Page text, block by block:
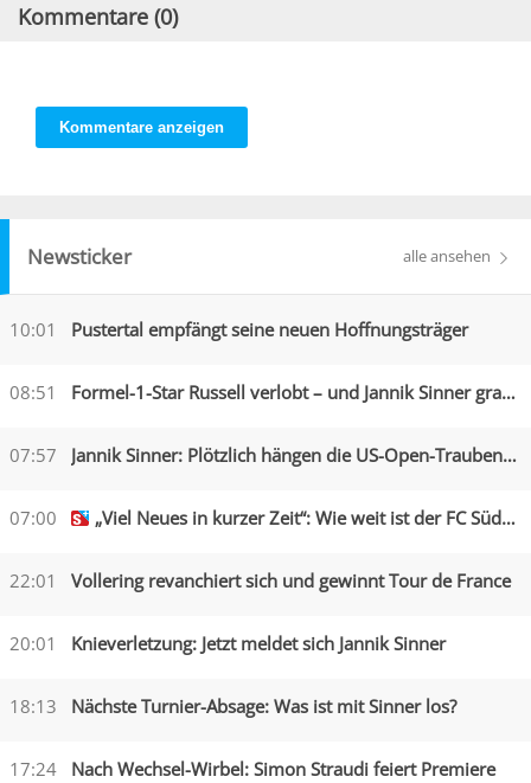
Kommentare (0)
Kommentare anzeigen
Newsticker alle ansehen
10:01 Pustertal empfängt seine neuen Hoffnungsträger
08:51 Formel-1-Star Russell verlobt – und Jannik Sinner gratuliert
07:57 Jannik Sinner: Plötzlich hängen die US-Open-Trauben hoch
07:00 „Viel Neues in kurzer Zeit“: Wie weit ist der FC Südtirol?
22:01 Vollering revanchiert sich und gewinnt Tour de France
20:01 Knieverletzung: Jetzt meldet sich Jannik Sinner
18:13 Nächste Turnier-Absage: Was ist mit Sinner los?
17:24 Nach Wechsel-Wirbel: Simon Straudi feiert Premiere